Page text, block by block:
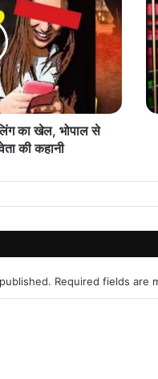
का खेल, भोपाल से
की कहानी
Required fields are